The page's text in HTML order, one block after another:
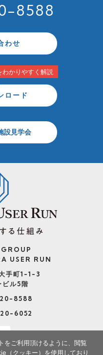
8588
わせ
かりやすく解説
ロード
設見学会
USER RUN
手町1-1-3
ビル5階
8588
6052
をご利用頂けるように、閲覧
（クッキー）を使用しており